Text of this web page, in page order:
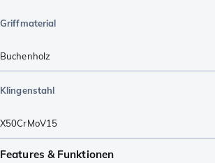
Griffmaterial
Buchenholz
Klingenstahl
X50CrMoV15
Features & Funktionen